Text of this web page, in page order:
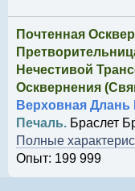
Почтенная
Нечестивой
Осквернения
Верховная Длань
Печаль.Браслет
Полные
Опыт: 199 999